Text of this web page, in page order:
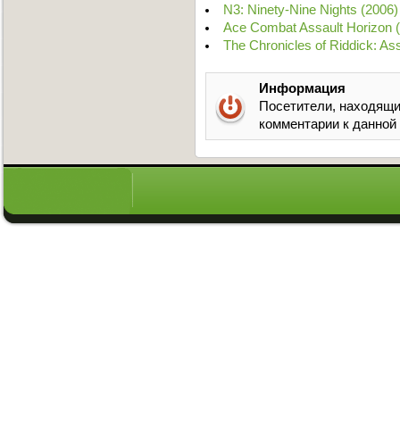
N3: Ninety-Nine Nights
Ace Combat Assault Horizon
The Chronicles of Riddick:
Информация
Посетители,
комментарии к